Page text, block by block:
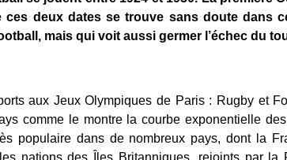
ces deux dates se trouve sans doute dans
mais qui voit aussi germer l’échec du
aux Jeux Olympiques de Paris : Rugby et
comme le montre la courbe exponentielle
populaire dans de nombreux pays, dont la
nations des Îles Britanniques, rejoints par la